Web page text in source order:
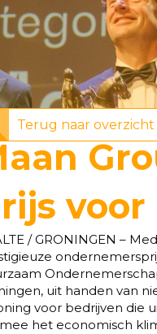
Terug naar overzicht
/ GRONINGEN –
uit handen van
voor bedrijven die
het economisch